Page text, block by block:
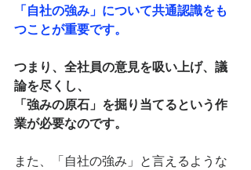
「自社の強み」について共通認識をも
つことが重要です。
つまり、全社員の意見を吸い上げ、議
論を尽くし、
「強みの原石」を掘り当てるという作
業が必要なのです。
また、「自社の強み」と言えるような